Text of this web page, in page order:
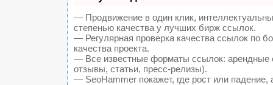
— Продвижение в один клик,
степенью качества у лучших бирж ссылок.
— Регулярная проверка качества ссылок по
качества проекта.
— Все известные форматы ссылок: арендные
отзывы, статьи, пресс-релизы).
— SeoHammer покажет, где рост или